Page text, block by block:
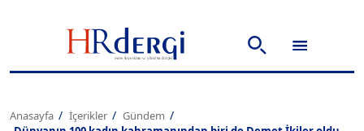
Anasayfa İçerikler
Gündem